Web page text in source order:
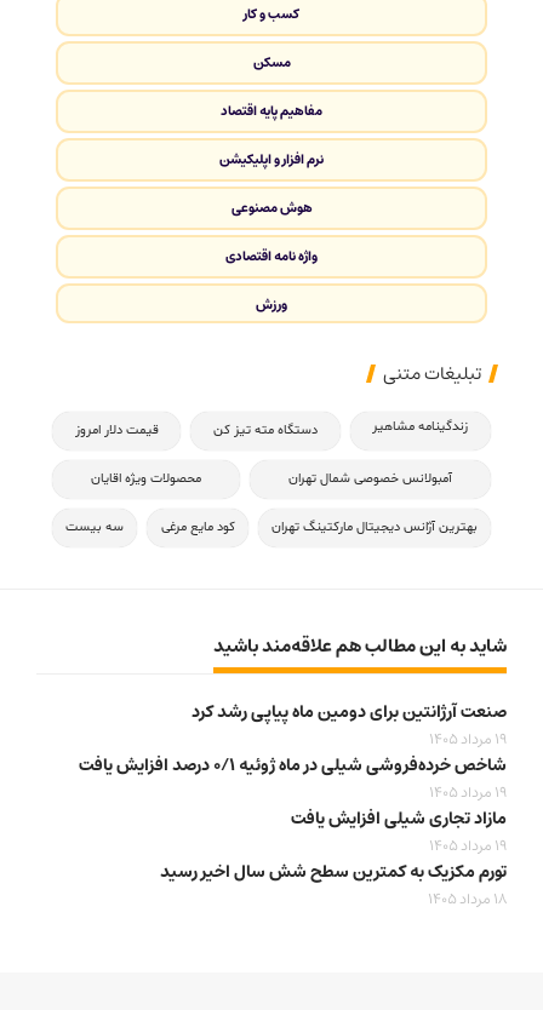
کسب و کار
مسکن
مفاهیم پایه اقتصاد
نرم افزار و اپلیکیشن
هوش مصنوعی
واژه نامه اقتصادی
ورزش
تبلیغات متنی
زندگینامه مشاهیر دستگاه مته تیز کن قیمت دلار امروز
آمبولانس خصوصی شمال تهران محصولات ویژه اقایان
بهترین آژانس دیجیتال مارکتینگ تهران کود مایع مرغی سه بیست
شاید به این مطالب هم علاقه‌مند باشید
صنعت آرژانتین برای دومین ماه پیاپی رشد کرد
19 مرداد 1405
شاخص خرده‌فروشی شیلی در ماه ژوئیه ۰/۱ درصد افزایش یافت
19 مرداد 1405
مازاد تجاری شیلی افزایش یافت
19 مرداد 1405
تورم مکزیک به کمترین سطح شش سال اخیر رسید
18 مرداد 1405